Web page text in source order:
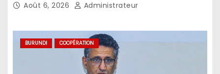
Août 6, 2026 Administrateur
BURUNDI COOPÉRATION